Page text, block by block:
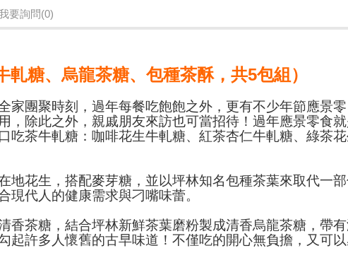
要詢問(0)
糖、烏龍茶糖、包種茶酥，共5包組）
家團聚時刻，過年每餐吃飽飽之外，更有不少年節應景零
，除此之外，親戚朋友來訪也可當招待！過年應景零食
吃茶牛軋糖：咖啡花生牛軋糖、紅茶杏仁牛軋糖、綠茶花
地花生，搭配麥芽糖，並以坪林知名包種茶葉來取代一
代人的健康需求與刁嘴味蕾。
香茶糖，結合坪林新鮮茶葉磨粉製成清香烏龍茶糖，帶
起許多人懷舊的古早味道！不僅吃的開心無負擔，又可